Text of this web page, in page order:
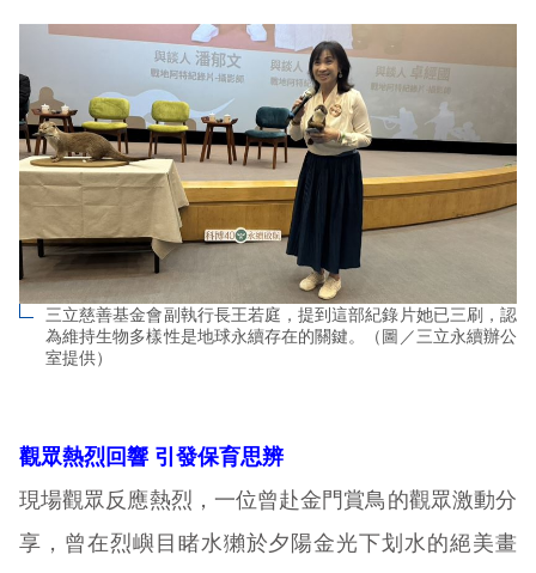
三立慈善基金會副執行長王若庭，提到這部紀錄片她已三刷，認
為維持生物多樣性是地球永續存在的關鍵。（圖／三立永續辦公
室提供）
觀眾熱烈回響 引發保育思辨
現場觀眾反應熱烈，一位曾赴金門賞鳥的觀眾激動分
享，曾在烈嶼目睹水獺於夕陽金光下划水的絕美畫